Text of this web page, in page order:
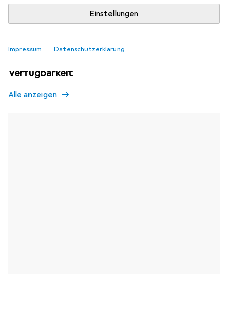
Einstellungen
Impressum Datenschutzerklärung
Verfügbarkeit
Alle anzeigen